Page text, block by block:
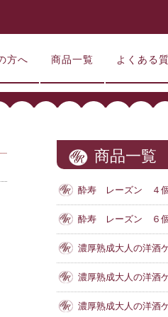
方へ 商品一覧 よくある
商品一覧
酔寿 レーズン ４個
酔寿 レーズン ６個
濃厚熟成大人の洋酒
濃厚熟成大人の洋酒
濃厚熟成大人の洋酒